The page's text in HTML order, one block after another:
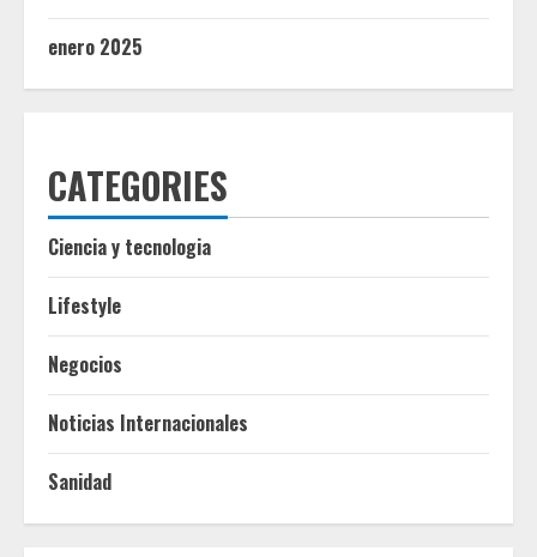
enero 2025
CATEGORIES
Ciencia y tecnologia
Lifestyle
Negocios
Noticias Internacionales
Sanidad